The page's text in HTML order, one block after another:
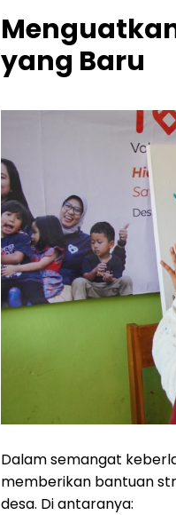
yang Baru
Dalam semangat
memberikan bantuan
desa. Di antaranya: